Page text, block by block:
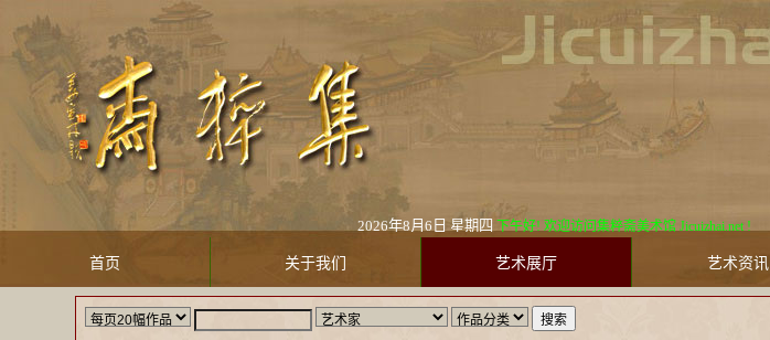
2026年8月6日 星期四 下午好! 欢迎访问集粹斋美术馆 Jicuizhai.net !
首页 关于我们 艺术展厅 艺术资讯